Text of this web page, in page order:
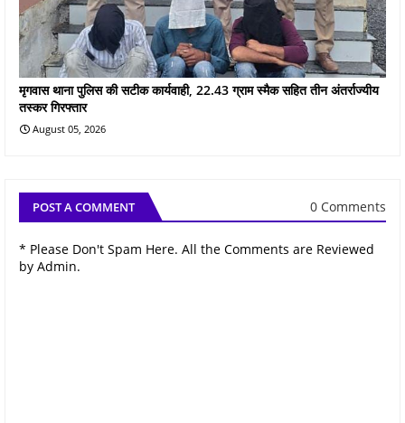
मृगवास थाना पुलिस की सटीक कार्यवाही, 22.43 ग्राम स्मैक सहित तीन अंतर्राज्यीय
तस्कर गिरफ्तार
August 05, 2026
POST A COMMENT 0 Comments
* Please Don't Spam Here. All the Comments are Reviewed
by Admin.